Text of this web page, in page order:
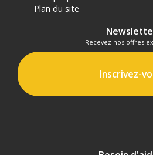
Port de synchronisation : 3,5 mm
Synchronisation : Premier rideau,
Recyclage : 0,01 - 1,5 s
Synchronisation haute vitesse : 1/
Plan du site
Recevez nos offres
Inscrivez-